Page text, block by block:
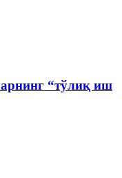
“тўлиқ иш